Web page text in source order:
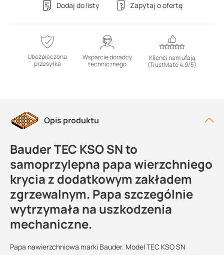
Dodaj do listy Zapytaj o ofertę
Ubezpieczona
przesyłka
Wsparcie doradcy
technicznego
Klienci nam ufają
(TrustMate 4.9/5)
Opis produktu
Bauder TEC KSO SN to
samoprzylepna papa wierzchniego
krycia z dodatkowym zakładem
zgrzewalnym. Papa szczególnie
wytrzymała na uszkodzenia
mechaniczne.
Papa nawierzchniowa marki Bauder. Model TEC KSO SN